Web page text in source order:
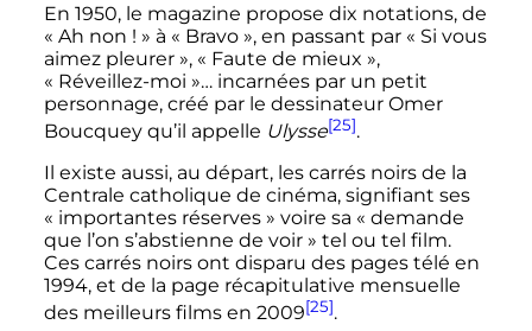
En 1950, le magazine propose dix notations, de
« Ah non ! » à « Bravo », en passant par « Si vous
aimez pleurer », « Faute de mieux »,
« Réveillez-moi »… incarnées par un petit
personnage, créé par le dessinateur Omer
Boucquey qu’il appelle Ulysse[25].
Il existe aussi, au départ, les carrés noirs de la
Centrale catholique de cinéma, signifiant ses
« importantes réserves » voire sa « demande
que l’on s’abstienne de voir » tel ou tel film.
Ces carrés noirs ont disparu des pages télé en
1994, et de la page récapitulative mensuelle
des meilleurs films en 2009[25].